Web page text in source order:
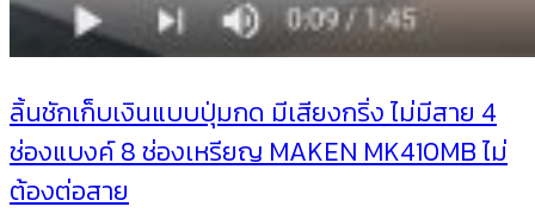
ลิ้นชักเก็บเงินแบบปุ่มกด มีเสียงกริ่ง ไม่มีสาย 4
ช่องแบงค์ 8 ช่องเหรียญ MAKEN MK410MB ไม่
ต้องต่อสาย